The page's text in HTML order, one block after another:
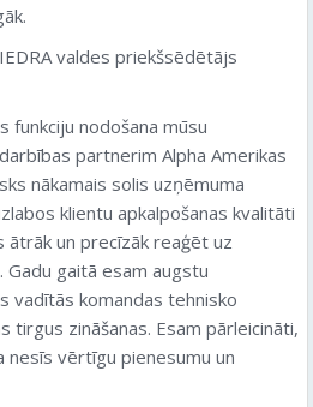
valdes priekšsēdētājs
funkciju nodošana mūsu
partnerim Alpha Amerikas
nākamais solis uzņēmuma
klientu apkalpošanas kvalitāti
un precīzāk reaģēt uz
Gadu gaitā esam augstu
vadītās komandas tehnisko
tirgus zināšanas. Esam pārleicināti,
nesīs vērtīgu pienesumu un